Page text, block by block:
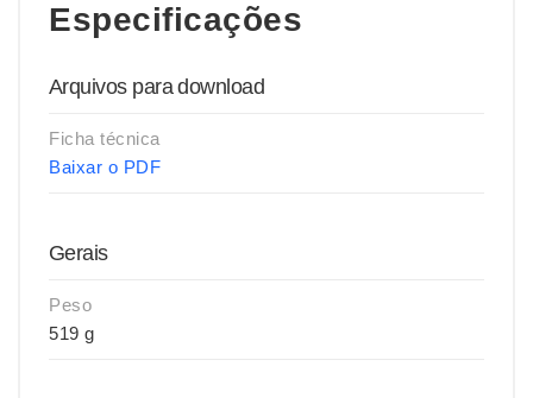
Especificações
Arquivos para download
Ficha técnica
Baixar o PDF
Gerais
Peso
519 g